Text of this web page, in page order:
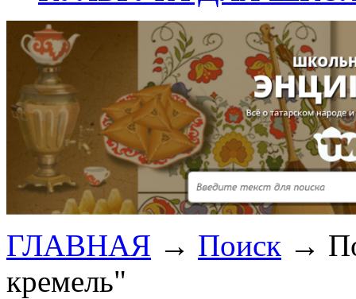
ГЛАВНАЯ → Поиск →
кремель"